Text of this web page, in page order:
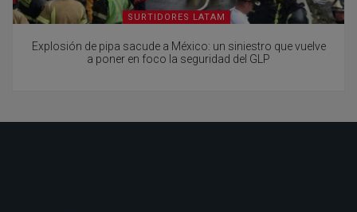
SURTIDORES LATAM
Explosión de pipa sacude a México: un siniestro que vuelve
a poner en foco la seguridad del GLP